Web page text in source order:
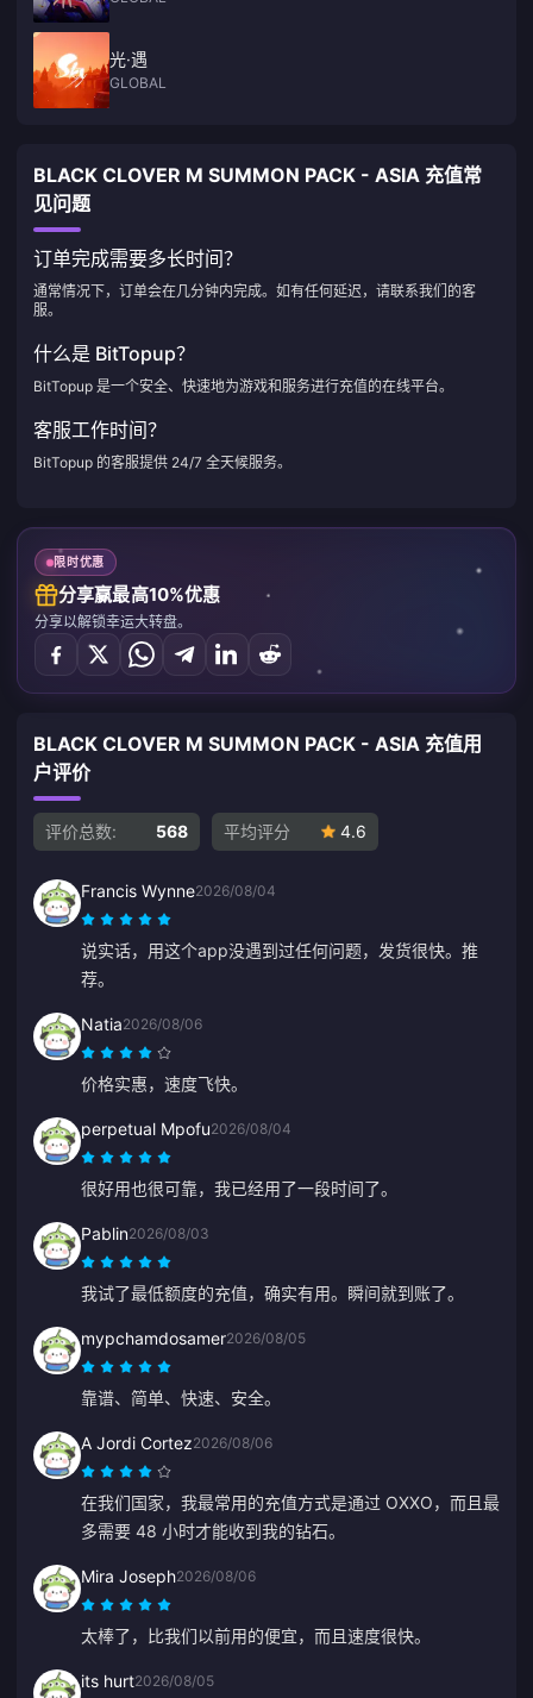
光·遇
GLOBAL
BLACK CLOVER M SUMMON PACK - ASIA 充值常
见问题
订单完成需要多长时间？
通常情况下，订单会在几分钟内完成。如有任何延迟，请联系我们的客
服。
什么是 BitTopup？
BitTopup 是一个安全、快速地为游戏和服务进行充值的在线平台。
客服工作时间？
BitTopup 的客服提供 24/7 全天候服务。
限时优惠
分享赢最高10%优惠
分享以解锁幸运大转盘。
BLACK CLOVER M SUMMON PACK - ASIA 充值用
户评价
评价总数: 568 平均评分 4.6
Francis Wynne2026/08/04
说实话，用这个app没遇到过任何问题，发货很快。推
荐。
Natia2026/08/06
价格实惠，速度飞快。
perpetual Mpofu2026/08/04
很好用也很可靠，我已经用了一段时间了。
Pablin2026/08/03
我试了最低额度的充值，确实有用。瞬间就到账了。
mypchamdosamer2026/08/05
靠谱、简单、快速、安全。
A Jordi Cortez2026/08/06
在我们国家，我最常用的充值方式是通过 OXXO，而且最
多需要 48 小时才能收到我的钻石。
Mira Joseph2026/08/06
太棒了，比我们以前用的便宜，而且速度很快。
its hurt2026/08/05